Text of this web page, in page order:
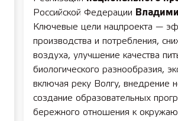
Российской Федерации
Ключевые цели нацпроекта —
производства и потребления,
воздуха, улучшение качества
биологического разнообразия,
включая реку Волгу, внедрение
создание образовательных
бережного отношения к